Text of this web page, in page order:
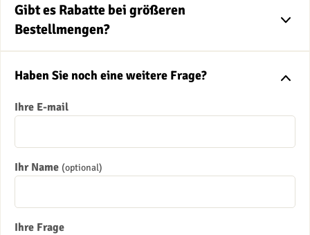
Gibt es Rabatte bei größeren
Bestellmengen?
Haben Sie noch eine weitere Frage?
Ihre E-mail
Ihr Name (optional)
Ihre Frage